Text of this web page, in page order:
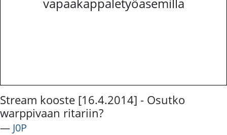
Stream kooste [16.4.2014] - Osutko
warppivaan ritariin?
― J0P